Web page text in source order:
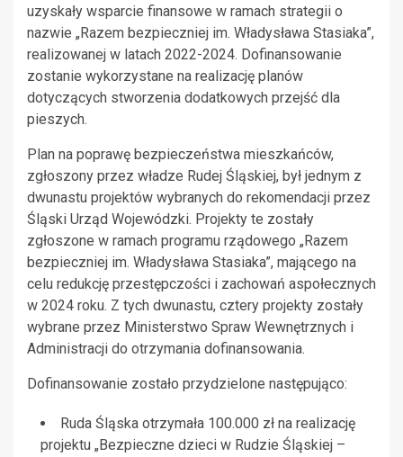
uzyskały wsparcie finansowe w ramach strategii o
nazwie „Razem bezpieczniej im. Władysława Stasiaka”,
realizowanej w latach 2022-2024. Dofinansowanie
zostanie wykorzystane na realizację planów
dotyczących stworzenia dodatkowych przejść dla
pieszych.
Plan na poprawę bezpieczeństwa mieszkańców,
zgłoszony przez władze Rudej Śląskiej, był jednym z
dwunastu projektów wybranych do rekomendacji przez
Śląski Urząd Wojewódzki. Projekty te zostały
zgłoszone w ramach programu rządowego „Razem
bezpieczniej im. Władysława Stasiaka”, mającego na
celu redukcję przestępczości i zachowań aspołecznych
w 2024 roku. Z tych dwunastu, cztery projekty zostały
wybrane przez Ministerstwo Spraw Wewnętrznych i
Administracji do otrzymania dofinansowania.
Dofinansowanie zostało przydzielone następująco:
Ruda Śląska otrzymała 100.000 zł na realizację
projektu „Bezpieczne dzieci w Rudzie Śląskiej –